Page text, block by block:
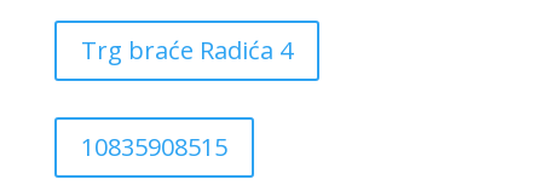
Trg braće Radića 4
10835908515